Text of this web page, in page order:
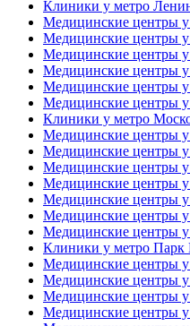
Клиники у метро
Медицинские центры у
Медицинские центры
Медицинские центры
Медицинские центры у
Медицинские центры
Медицинские центры
Клиники у метро
Медицинские центры у
Медицинские центры
Медицинские центры у
Медицинские центры у
Медицинские центры
Медицинские центры
Медицинские центры
Клиники у метро Парк
Медицинские центры
Медицинские центры у
Медицинские центры
Медицинские центры